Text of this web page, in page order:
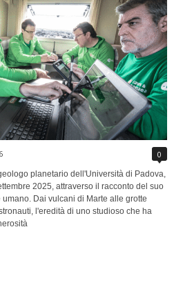
0
planetario dell'Università di Padova,
2025, attraverso il racconto del suo
Dai vulcani di Marte alle grotte
l'eredità di uno studioso che ha